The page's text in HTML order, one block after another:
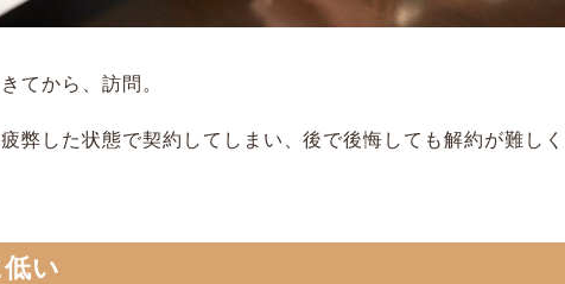
てから、訪問。
弊した状態で契約してしまい、後で後悔しても解約が難し
い